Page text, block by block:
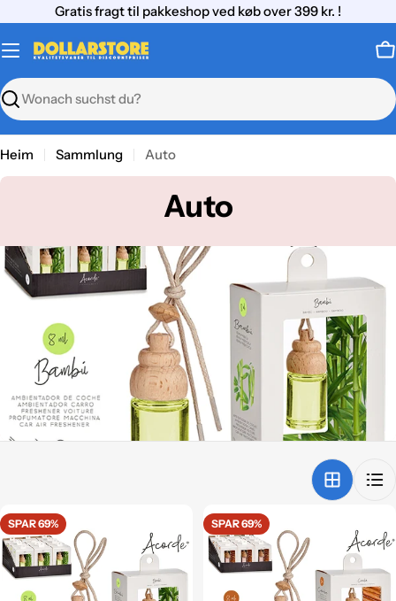
springen
Gratis fragt til pakkeshop ved køb over 399 kr. !
Suchen
Heim Sammlung Auto
S
a
m
m
l
u
n
Auto
SPAR 69% SPAR 69%